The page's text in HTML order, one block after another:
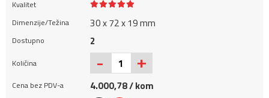
30 x 72 x 19 mm
2
- +
4.000,78 / kom